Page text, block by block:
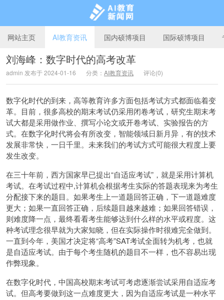
AI教育新闻网
网站主页 AI教育资讯 国内硕博项目 国际硕博项目
刘海峰：数字时代的高考改革
admin 发布于 2024-01-16 分类： AI教育资讯 评论(0)
数字化时代的到来，高等教育许多方面包括考试方式都面临着变
革。目前，很多高校的期末考试仍采用闭卷考试，研究生期末考
试大都是采用做作业、撰写小论文或开卷考试、实验报告的方
式。在数字化时代将会有所改变，智能领域日新月异，有的技术
发展非常快，一日千里。未来我们的考试方式可能很大程度上要
发生改变。
在三十年前，西方国家早已提出“自适应考试”，就是采用计算机
考试。在考试过程中,计算机会根据考生实际的答题表现来为考生
分配接下来的题目。如果考生上一道题回答正确，下一道题难度
更大；如果一直回答正确，后续题目越来越难；如果回答错误，
则难度降一点，最终看看考生能够达到什么样的水平或程度。这
种考试理念很早就为大家知晓，但在实际操作时很难完全做到。
一直到今年，美国才决定将“高考”SAT考试全面转为机考，也就
是自适应考试。由于每个考生随机的题目不一样，也不容易出现
作弊现象。
在数字化时代，中国高校期末考试可考虑逐渐尝试采用自适应考
试。但高考要做到这一点难度更大，因为自适应考试是一种水平